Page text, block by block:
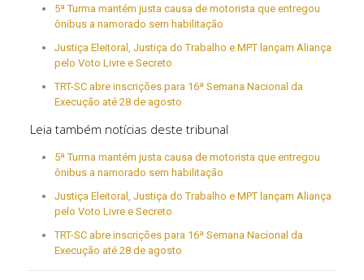
5ª Turma mantém justa causa de motorista que entregou
ônibus a namorado sem habilitação
Justiça Eleitoral, Justiça do Trabalho e MPT lançam Aliança
pelo Voto Livre e Secreto
TRT-SC abre inscrições para 16ª Semana Nacional da
Execução até 28 de agosto
Leia também notícias deste tribunal
5ª Turma mantém justa causa de motorista que entregou
ônibus a namorado sem habilitação
Justiça Eleitoral, Justiça do Trabalho e MPT lançam Aliança
pelo Voto Livre e Secreto
TRT-SC abre inscrições para 16ª Semana Nacional da
Execução até 28 de agosto